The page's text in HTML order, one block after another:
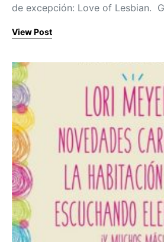
de excepción: Love of Lesbian.
View Post